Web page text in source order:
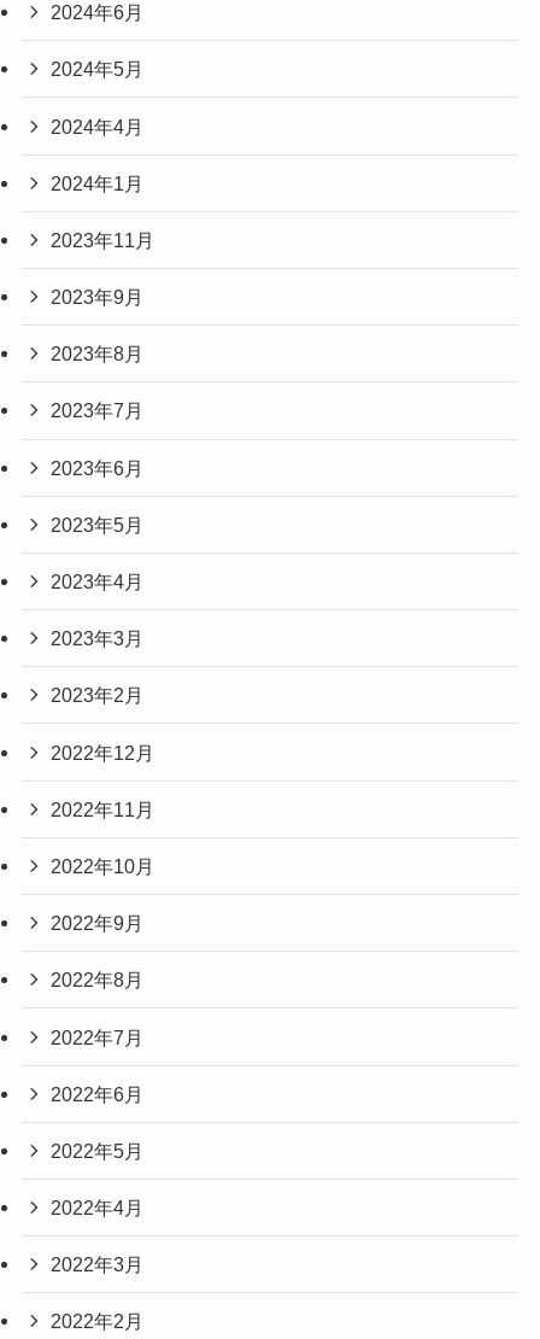
2024年6月
2024年5月
2024年4月
2024年1月
2023年11月
2023年9月
2023年8月
2023年7月
2023年6月
2023年5月
2023年4月
2023年3月
2023年2月
2022年12月
2022年11月
2022年10月
2022年9月
2022年8月
2022年7月
2022年6月
2022年5月
2022年4月
2022年3月
2022年2月